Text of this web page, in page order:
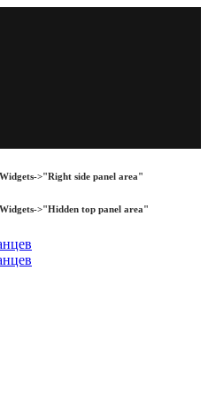
>"Right side panel area"
>"Hidden top panel area"